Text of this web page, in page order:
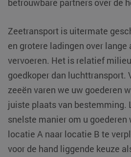
betrouwbare partners over de
Zeetransport is uitermate
en grotere ladingen over lange
vervoeren. Het is relatief
goedkoper dan luchttransport.
zeeën varen we uw goederen
juiste plaats van bestemming.
snelste manier om u
locatie A naar locatie B te
voor de hand liggende keuze